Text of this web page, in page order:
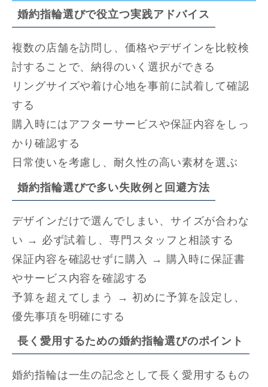
婚約指輪選びで役立つ実践アドバイス
複数の店舗を訪問し、価格やデザインを比較検
討することで、納得のいく選択ができる
リングサイズや着け心地を事前に試着して確認
する
購入時にはアフターサービスや保証内容をしっ
かり確認する
日常使いを考慮し、耐久性の高い素材を選ぶ
婚約指輪選びで多い失敗例と回避方法
デザインだけで選んでしまい、サイズが合わな
い → 必ず試着し、専門スタッフと相談する
保証内容を確認せずに購入 → 購入時に保証書
やサービス内容を確認する
予算を超えてしまう → 初めに予算を設定し、
優先事項を明確にする
長く愛用するための婚約指輪選びのポイント
婚約指輪は一生の記念として長く愛用するもの